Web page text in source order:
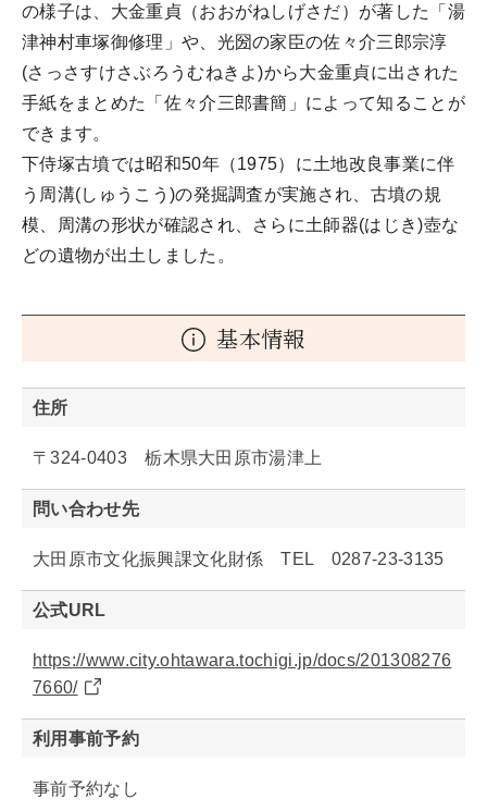
の様子は、大金重貞（おおがねしげさだ）が著した「湯
津神村車塚御修理」や、光圀の家臣の佐々介三郎宗淳
(さっさすけさぶろうむねきよ)から大金重貞に出された
手紙をまとめた「佐々介三郎書簡」によって知ることが
できます。
下侍塚古墳では昭和50年（1975）に土地改良事業に伴
う周溝(しゅうこう)の発掘調査が実施され、古墳の規
模、周溝の形状が確認され、さらに土師器(はじき)壺な
どの遺物が出土しました。
基本情報
住所
〒324-0403 栃木県大田原市湯津上
問い合わせ先
大田原市文化振興課文化財係 TEL 0287-23-3135
公式URL
https://www.city.ohtawara.tochigi.jp/docs/201308276
7660/
利用事前予約
事前予約なし